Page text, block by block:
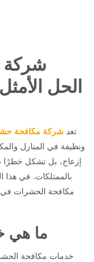
شركة
الحل
تعد شركة مكافحة
ونظيفة في المنازل
إزعاج، بل تشكل خطرًا
بالممتلكات. في
مكافحة الحشرات في
ما هي
خدمات مكافحة